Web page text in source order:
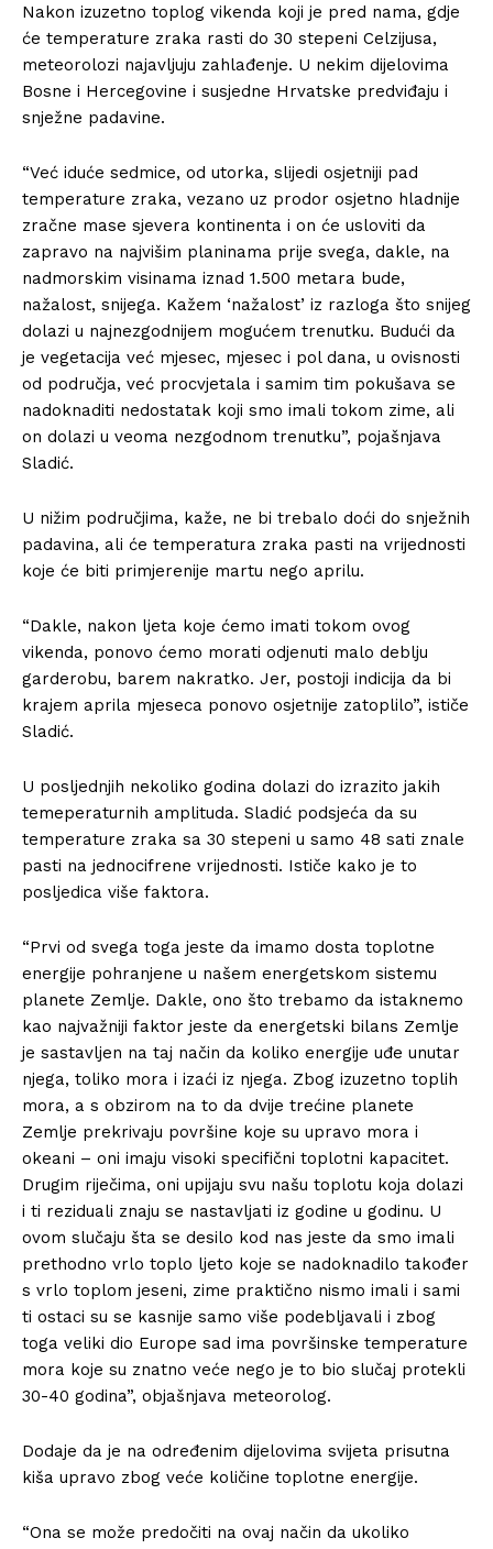
Nakon izuzetno toplog vikenda koji je pred nama, gdje
će temperature zraka rasti do 30 stepeni Celzijusa,
meteorolozi najavljuju zahlađenje. U nekim dijelovima
Bosne i Hercegovine i susjedne Hrvatske predviđaju i
snježne padavine.
“Već iduće sedmice, od utorka, slijedi osjetniji pad
temperature zraka, vezano uz prodor osjetno hladnije
zračne mase sjevera kontinenta i on će usloviti da
zapravo na najvišim planinama prije svega, dakle, na
nadmorskim visinama iznad 1.500 metara bude,
nažalost, snijega. Kažem ‘nažalost’ iz razloga što snijeg
dolazi u najnezgodnijem mogućem trenutku. Budući da
je vegetacija već mjesec, mjesec i pol dana, u ovisnosti
od područja, već procvjetala i samim tim pokušava se
nadoknaditi nedostatak koji smo imali tokom zime, ali
on dolazi u veoma nezgodnom trenutku”, pojašnjava
Sladić.
U nižim područjima, kaže, ne bi trebalo doći do snježnih
padavina, ali će temperatura zraka pasti na vrijednosti
koje će biti primjerenije martu nego aprilu.
“Dakle, nakon ljeta koje ćemo imati tokom ovog
vikenda, ponovo ćemo morati odjenuti malo deblju
garderobu, barem nakratko. Jer, postoji indicija da bi
krajem aprila mjeseca ponovo osjetnije zatoplilo”, ističe
Sladić.
U posljednjih nekoliko godina dolazi do izrazito jakih
temeperaturnih amplituda. Sladić podsjeća da su
temperature zraka sa 30 stepeni u samo 48 sati znale
pasti na jednocifrene vrijednosti. Ističe kako je to
posljedica više faktora.
“Prvi od svega toga jeste da imamo dosta toplotne
energije pohranjene u našem energetskom sistemu
planete Zemlje. Dakle, ono što trebamo da istaknemo
kao najvažniji faktor jeste da energetski bilans Zemlje
je sastavljen na taj način da koliko energije uđe unutar
njega, toliko mora i izaći iz njega. Zbog izuzetno toplih
mora, a s obzirom na to da dvije trećine planete
Zemlje prekrivaju površine koje su upravo mora i
okeani – oni imaju visoki specifični toplotni kapacitet.
Drugim riječima, oni upijaju svu našu toplotu koja dolazi
i ti reziduali znaju se nastavljati iz godine u godinu. U
ovom slučaju šta se desilo kod nas jeste da smo imali
prethodno vrlo toplo ljeto koje se nadoknadilo također
s vrlo toplom jeseni, zime praktično nismo imali i sami
ti ostaci su se kasnije samo više podebljavali i zbog
toga veliki dio Europe sad ima površinske temperature
mora koje su znatno veće nego je to bio slučaj protekli
30-40 godina”, objašnjava meteorolog.
Dodaje da je na određenim dijelovima svijeta prisutna
kiša upravo zbog veće količine toplotne energije.
“Ona se može predočiti na ovaj način da ukoliko